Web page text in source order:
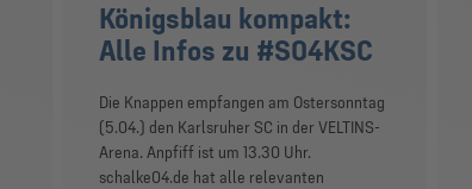
Königsblau kompakt:
Alle Infos zu #S04KSC
Die Knappen empfangen am Ostersonntag
(5.04.) den Karlsruher SC in der VELTINS-
Arena. Anpfiff ist um 13.30 Uhr.
schalke04.de hat alle relevanten